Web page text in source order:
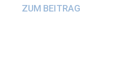
ZUM BEITRAG